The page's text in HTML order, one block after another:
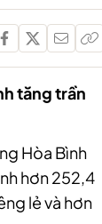
tăng trần
Hòa Bình
hơn 252,4
lẻ và hơn